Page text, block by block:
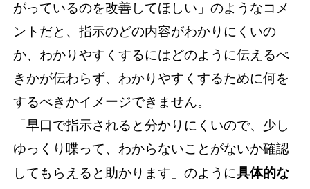
がっているのを改善してほしい」のようなコメ
ントだと、指示のどの内容がわかりにくいの
か、わかりやすくするにはどのように伝えるべ
きかが伝わらず、わかりやすくするために何を
するべきかイメージできません。
「早口で指示されると分かりにくいので、少し
ゆっくり喋って、わからないことがないか確認
してもらえると助かります」のように具体的な